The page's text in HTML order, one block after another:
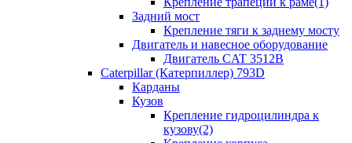
Задний мост
Крепление тяги к заднему мосту
Двигатель и навесное оборудование
Двигатель CAT 3512B
Caterpillar (Катерпиллер) 793D
Карданы
Кузов
Крепление гидроцилиндра к
кузову(2)